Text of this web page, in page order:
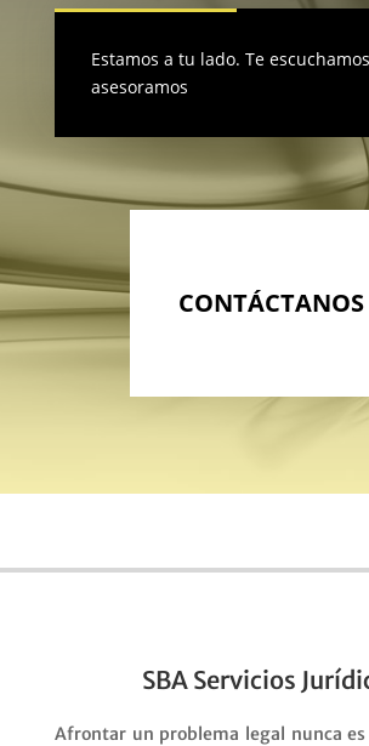
Estamos a tu lado. Te
asesoramos
CONTÁCTANOS
SBA Servicios
Afrontar un problema legal nunca